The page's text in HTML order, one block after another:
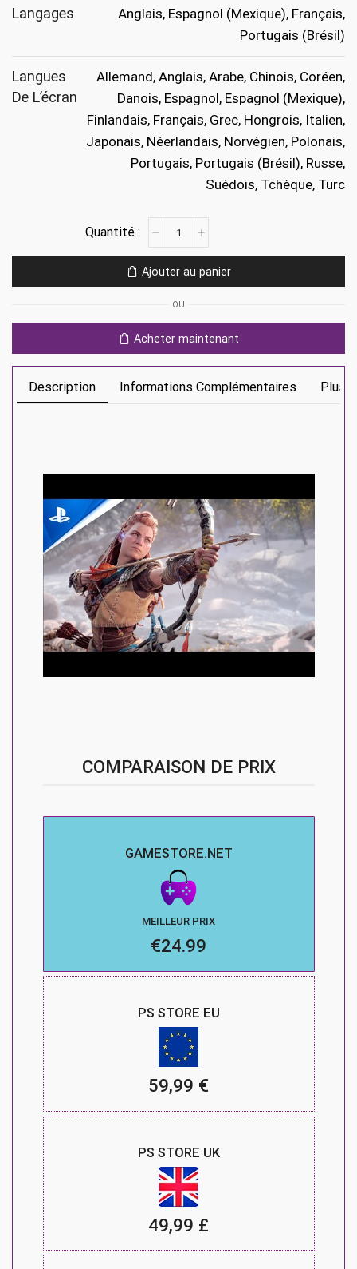
Langages
Anglais, Espagnol (Mexique), Français,
Portugais (Brésil)
Langues
De L’écran
Allemand, Anglais, Arabe, Chinois, Coréen,
Danois, Espagnol, Espagnol (Mexique),
Finlandais, Français, Grec, Hongrois, Italien,
Japonais, Néerlandais, Norvégien, Polonais,
Portugais, Portugais (Brésil), Russe,
Suédois, Tchèque, Turc
Horizon
Forbidden
Ajouter au panier
OU
Acheter maintenant
Description Informations Complémentaires Plus
COMPARAISON DE PRIX
GAMESTORE.NET
MEILLEUR PRIX
€24.99
PS STORE EU
59,99 €
PS STORE UK
49,99 £